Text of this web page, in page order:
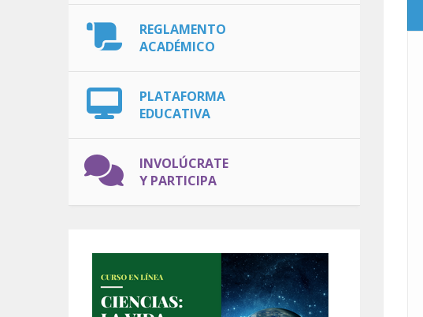
REGLAMENTO
ACADÉMICO
PLATAFORMA
EDUCATIVA
INVOLÚCRATE
Y PARTICIPA